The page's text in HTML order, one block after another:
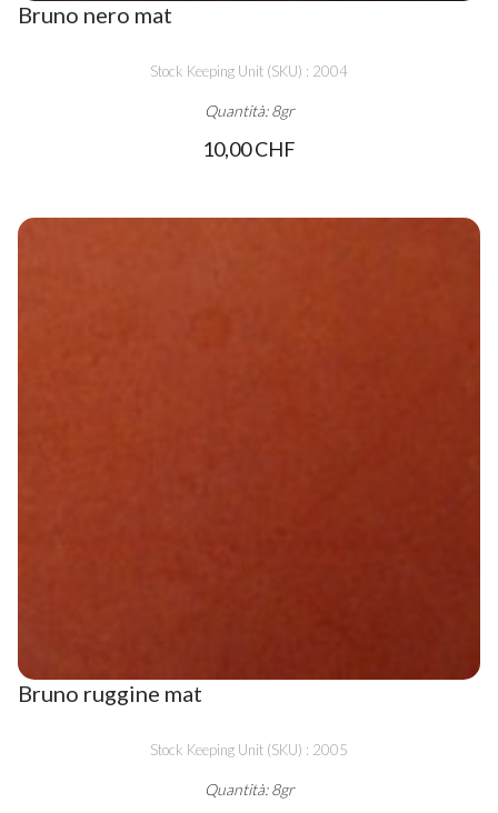
Bruno nero mat
Stock Keeping Unit (SKU) : 2004
Quantità: 8gr
10,00 CHF
Bruno ruggine mat
Stock Keeping Unit (SKU) : 2005
Quantità: 8gr